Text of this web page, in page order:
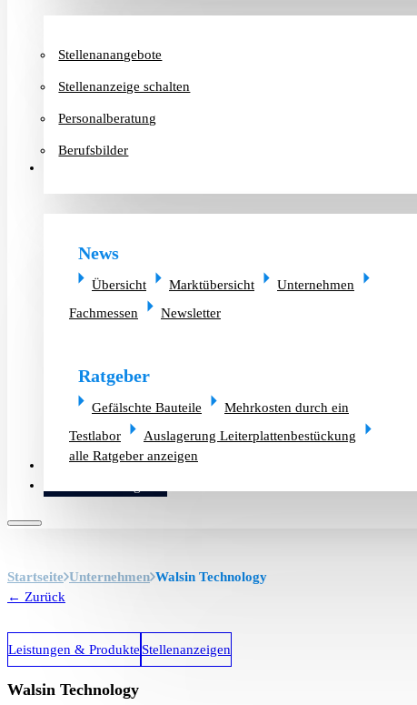
Stellenanangebote
Stellenanzeige schalten
Personalberatung
Berufsbilder
News
Übersicht Marktübersicht
Unternehmen
Fachmessen
Newsletter
Ratgeber
Gefälschte Bauteile
Mehrkosten durch ein
Testlabor
Auslagerung Leiterplattenbestückung
alle Ratgeber anzeigen
Altlager verkaufen
Startseite Unternehmen Walsin Technology
← Zurück
Leistungen & Produkte Stellenanzeigen
Walsin Technology